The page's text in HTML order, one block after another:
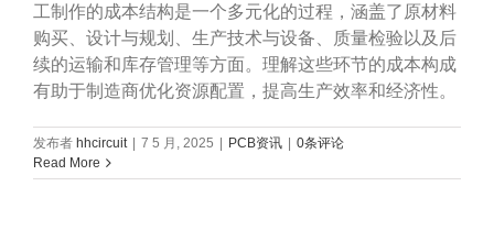
工制作的成本结构是一个多元化的过程，涵盖了原材料
购买、设计与规划、生产技术与设备、质量检验以及后
续的运输和库存管理等方面。理解这些环节的成本构成
有助于制造商优化资源配置，提高生产效率和经济性。
发布者 hhcircuit 7 5 月, 2025 PCB资讯
0条评论
Read More